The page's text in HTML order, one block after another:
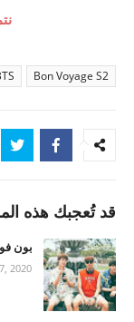
Bon Voyage S2
قد تُعجبك هذه
بون
2020